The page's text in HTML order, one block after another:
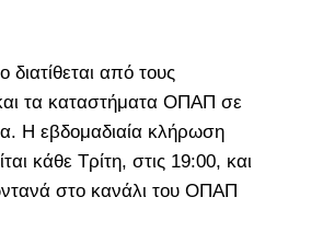
διατίθεται από τους
τα καταστήματα ΟΠΑΠ σε
Η εβδομαδιαία κλήρωση
κάθε Τρίτη, στις 19:00, και
στο κανάλι του ΟΠΑΠ